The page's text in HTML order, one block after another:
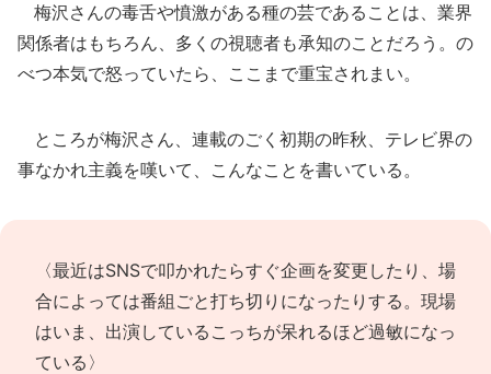
梅沢さんの毒舌や憤激がある種の芸であることは、業界
関係者はもちろん、多くの視聴者も承知のことだろう。の
べつ本気で怒っていたら、ここまで重宝されまい。
ところが梅沢さん、連載のごく初期の昨秋、テレビ界の
事なかれ主義を嘆いて、こんなことを書いている。
〈最近はSNSで叩かれたらすぐ企画を変更したり、場
合によっては番組ごと打ち切りになったりする。現場
はいま、出演しているこっちが呆れるほど過敏になっ
ている〉